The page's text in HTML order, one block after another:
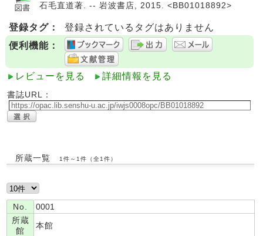
石毛直道著. -- 岩波書店, 2015. <BB01018892>
登録タグ：
登録されているタグはありません
便利機能：
レビューを見る 詳細情報を見る
書誌URL：
所蔵一覧 1件～1件（全1件）
No.
0001
所蔵
館
本館